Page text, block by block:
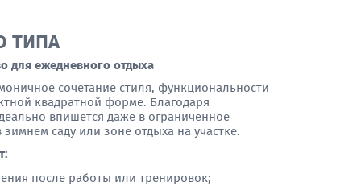
ТИПА
для ежедневного отдыха
сочетание стиля, функциональности
квадратной форме. Благодаря
впишется даже в ограниченное
саду или зоне отдыха на участке.
после работы или тренировок;